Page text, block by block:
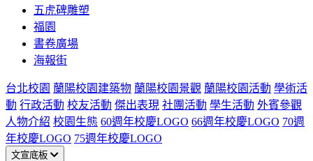
五虎碑雕塑
福園
書卷廣場
海報街
台北校園 蘭陽校園建築物 蘭陽校園景觀 蘭陽校園活動 學術活
動 行政活動 校友活動 傑出表現 社團活動 學生活動 外賓參觀
人物介紹 校園生態 60週年校慶LOGO 66週年校慶LOGO 70週
年校慶LOGO 75週年校慶LOGO
文宣底板